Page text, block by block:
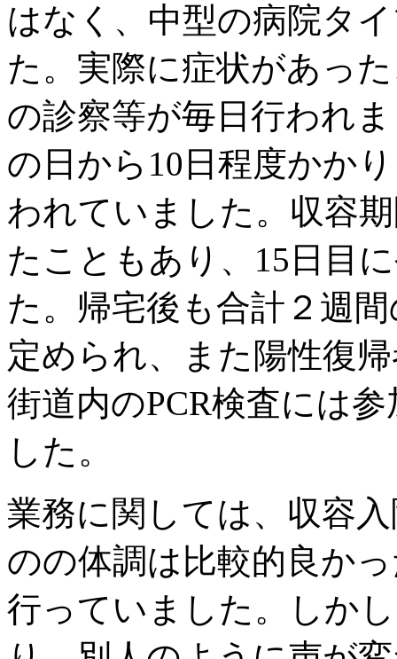
はなく、中型の病院タ
た。実際に症状があっ
の診察等が毎日行われ
の日から10日程度かか
われていました。収容
たこともあり、15日目
た。帰宅後も合計２週
定められ、また陽性復
街道内のPCR検査には
した。
業務に関しては、収容
のの体調は比較的良か
行っていました。しか